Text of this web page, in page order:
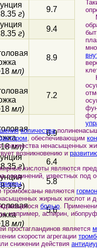
г)
9.7
г)
9.4
мл)
8.9
мл)
7.2
мл)
6.9
г)
6.4
г)
5.8
мл)
5.6
количества
, обеспечивающим
количества ненасыщенных
возникновению и
кислоты являются
соединений, известных
.
являются
жирных кислот и
болью.
например, аспирин,
является
скорости агрегации
снижении действия